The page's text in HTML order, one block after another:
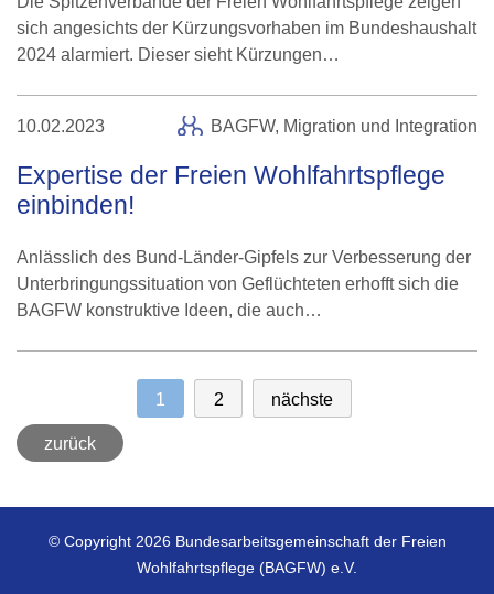
sich angesichts der Kürzungsvorhaben im Bundeshaushalt
2024 alarmiert. Dieser sieht Kürzungen…
10.02.2023 BAGFW, Migration und Integration
Expertise der Freien Wohlfahrtspflege
einbinden!
Anlässlich des Bund-Länder-Gipfels zur Verbesserung der
Unterbringungssituation von Geflüchteten erhofft sich die
BAGFW konstruktive Ideen, die auch…
1 2 nächste
zurück
© Copyright 2026 Bundesarbeitsgemeinschaft der Freien
Wohlfahrtspflege (BAGFW) e.V.